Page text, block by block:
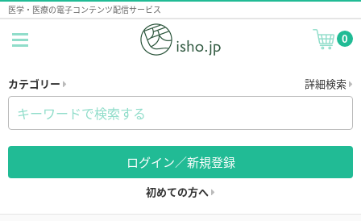
医学・医療の電子コンテンツ配信サービス
0
カテゴリー 詳細検索
ログイン／新規登録
初めての方へ